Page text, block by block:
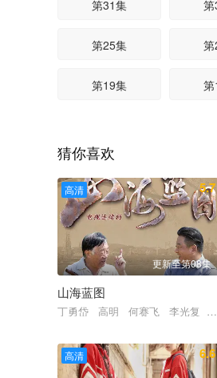
第01集
第31集
第25集
第19集
第07集
第01集
猜你喜欢
高清 5.7
更新至第08集
山海蓝图
丁勇岱 高明 何赛飞 李光复
高清 6.6